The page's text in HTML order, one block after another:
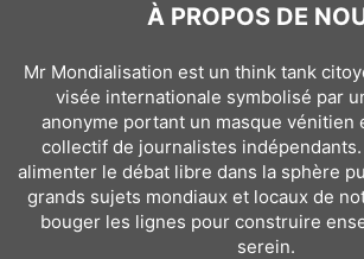
À PROPOS DE
Mr Mondialisation est un think tank
visée internationale symbolisé par
anonyme portant un masque vénitien
collectif de journalistes
alimenter le débat libre dans la sphère
grands sujets mondiaux et locaux de
bouger les lignes pour construire
serein.